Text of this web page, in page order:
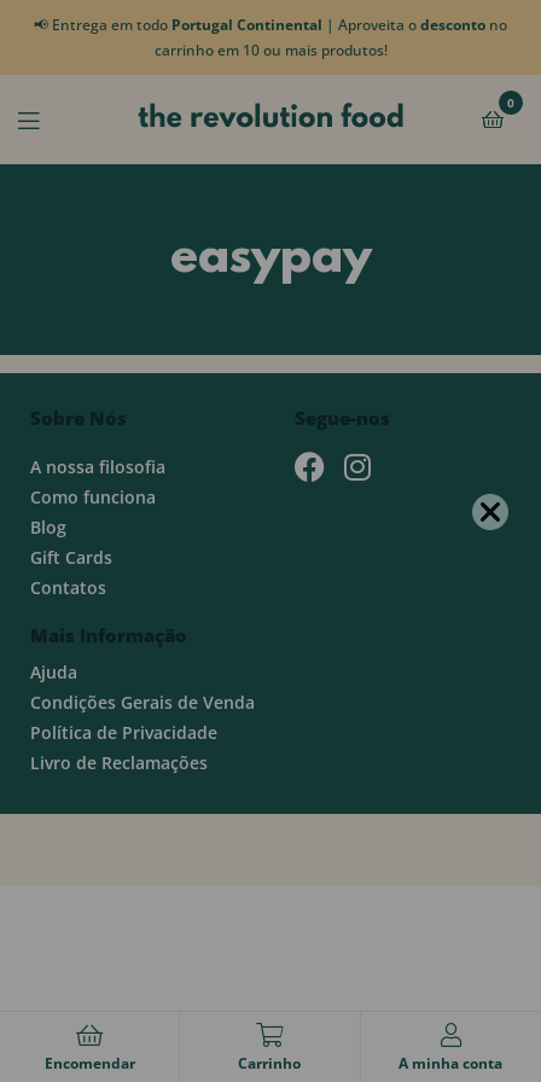
📢 Entrega em todo Portugal Continental | Aproveita odesconto no
carrinho em 10 ou mais produtos!
0
easypay
Sobre Nós
A nossa filosofia
Como funciona
Blog
Gift Cards
Contatos
Mais Informação
Ajuda
Condições Gerais de Venda
Política de Privacidade
Livro de Reclamações
Segue-nos
Encomendar Carrinho A minha conta